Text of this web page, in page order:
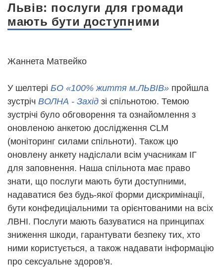
Львів: послуги для громади
мають бути доступними
Жаннета Матвейко
У шелтері БО «100% життя м.ЛЬВІВ» пройшла
зустріч ВОЛНА - Захід зі спільнотою. Темою
зустрічі було обговорення та ознайомлення з
оновленою анкетою дослідження CLM
(моніторинг силами спільноти). Також цю
оновлену анкету надіслали всім учасникам ІГ
для заповнення. Наша спільнота має право
знати, що послуги мають бути доступними,
надаватися без будь-якої форми дискримінації,
бути конфедиціальними та орієнтованими на всіх
ЛВНІ. Послуги мають базуватися на принципах
зниження шкоди, гарантувати безпеку тих, хто
ними користується, а також надавати інформацію
про сексуальне здоров'я.